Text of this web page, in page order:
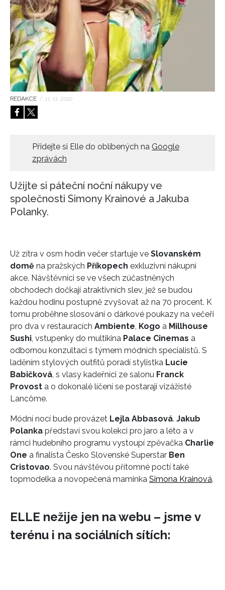
HOME
REDAKCE / 11. 11. 2010
Přidejte si Elle do oblíbených na Google
zprávách
Užijte si páteční noční nákupy ve
společnosti Simony Krainové a Jakuba
Polanky.
Už zítra v osm hodin večer startuje ve Slovanském
domě na pražských Příkopech exkluzivní nákupní
akce. Návštěvníci se ve všech zúčastněných
obchodech dočkají atraktivních slev, jež se budou
každou hodinu postupně zvyšovat až na 70 procent. K
tomu proběhne slosování o dárkové poukazy na večeři
pro dva v restauracích Ambiente, Kogo a Millhouse
Sushi, vstupenky do multikina Palace Cinemas a
odbornou konzultaci s týmem módních specialistů. S
laděním stylových outfitů poradí stylistka Lucie
Babičková, s vlasy kadeřníci ze salonu Franck
Provost a o dokonalé líčení se postarají vizážisté
Lancôme.
Módní nocí bude provázet Lejla Abbasová. Jakub
Polanka představí svou kolekci pro jaro a léto a v
rámci hudebního programu vystoupí zpěvačka Charlie
One a finalista Česko Slovenské Superstar Ben
Cristovao. Svou návštěvou přítomné poctí také
topmodelka a novopečená maminka Simona Krainová.
ELLE nežije jen na webu – jsme v
terénu i na sociálních sítích: